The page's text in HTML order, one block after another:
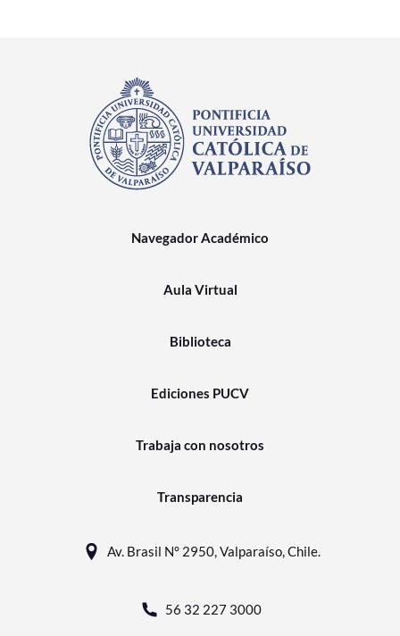
Navegador Académico
Aula Virtual
Biblioteca
Ediciones PUCV
Trabaja con nosotros
Transparencia
Av. Brasil N° 2950, Valparaíso, Chile.
56 32 227 3000